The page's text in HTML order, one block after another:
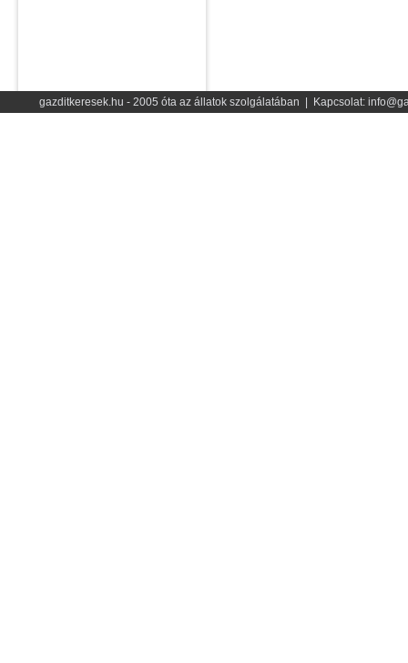
gazditkeresek.hu - 2005 óta az állatok szolgálatában | Kapcsolat: